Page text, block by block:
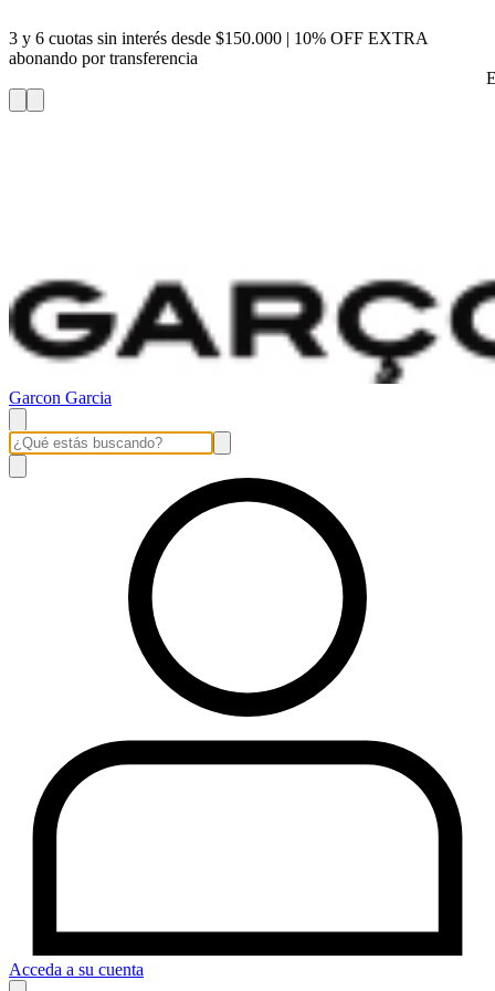
3 y 6 cuotas sin interés desde $150.000 | 10% OFF EXTRA
abonando por transferencia
Garcon Garcia
Acceda a su cuenta